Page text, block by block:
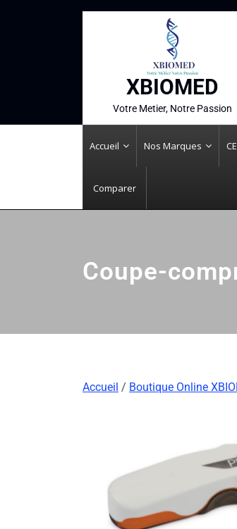
XBIOMED
Votre Metier, Notre Passion
Accueil Nos Marques
Comparer
Coupe-
Accueil / Boutique Online